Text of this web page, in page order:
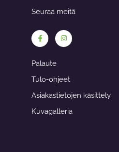
Seuraa meitä
F
a
c
b
o
k
f
n
s
a
Palaute
Tulo-ohjeet
Asiakastietojen käsittely
Kuvagalleria